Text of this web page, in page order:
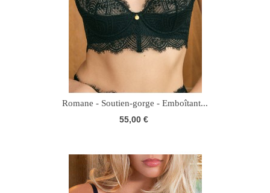
Romane - Soutien-gorge - Emboîtant...
55,00 €